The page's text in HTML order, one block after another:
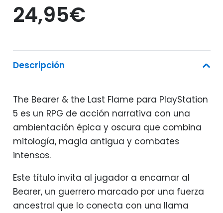
24,95€
Descripción
The Bearer & the Last Flame para PlayStation
5 es un RPG de acción narrativa con una
ambientación épica y oscura que combina
mitología, magia antigua y combates
intensos.
Este título invita al jugador a encarnar al
Bearer, un guerrero marcado por una fuerza
ancestral que lo conecta con una llama